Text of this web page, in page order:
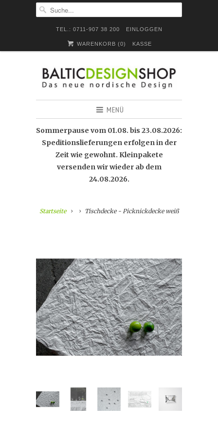
TEL.: 0711-907 38 200 EINLOGGEN
WARENKORB (0) KASSE
MENÜ
Sommerpause vom 01.08. bis 23.08.2026:
Speditionslieferungen erfolgen in der
Zeit wie gewohnt. Kleinpakete
versenden wir wieder ab dem
24.08.2026.
Startseite Tischdecke - Picknickdecke weiß